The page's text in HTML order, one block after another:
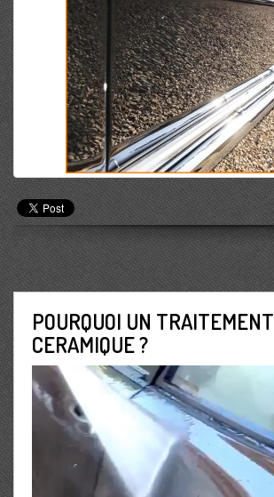
POURQUOI UN TRAITEMENT
CERAMIQUE ?
Lecteur
vidéo